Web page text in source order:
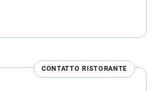
CONTATTO RISTORANTE